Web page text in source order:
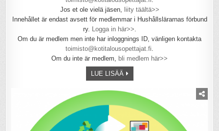
Jos et ole vielä jäsen, liity täältä>>
Innehållet är endast avsett för medlemmar i Hushållslärarnas förbund
ry. Logga in här>>.
Om du är medlem men inte har inloggnings ID, vänligen kontakta
toimisto@kotitalousopettajat.fi.
Om du inte är medlem, bli medlem här>>
LUE LISÄÄ